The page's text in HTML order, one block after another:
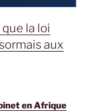
la loi
aux
en Afrique